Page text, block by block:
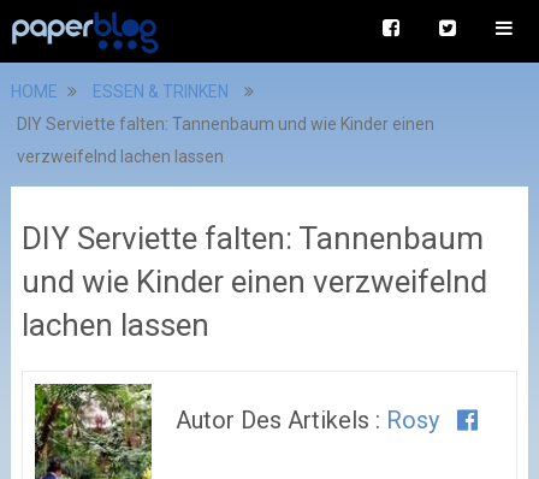
HOME
ESSEN & TRINKEN
DIY Serviette falten: Tannenbaum und wie Kinder einen
verzweifelnd lachen lassen
DIY Serviette falten: Tannenbaum
und wie Kinder einen verzweifelnd
lachen lassen
Autor Des Artikels : Rosy